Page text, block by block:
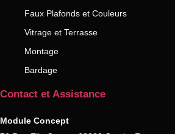
Faux Plafonds et Couleurs
Vitrage et Terrasse
Montage
Bardage
Contact et Assistance
Module Concept